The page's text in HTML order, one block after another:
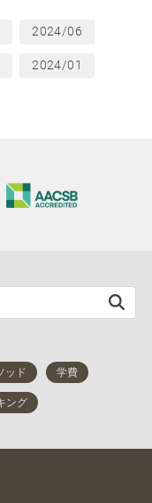
2024/06
2024/01